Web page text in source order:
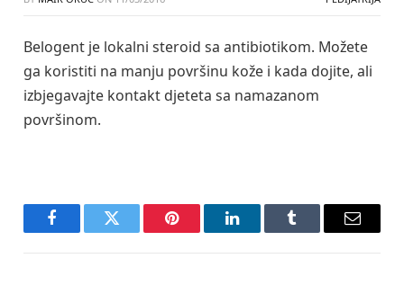
Belogent je lokalni steroid sa antibiotikom. Možete
ga koristiti na manju površinu kože i kada dojite, ali
izbjegavajte kontakt djeteta sa namazanom
površinom.
FacebookTwitter Pinterest LinkedInTumblr Email